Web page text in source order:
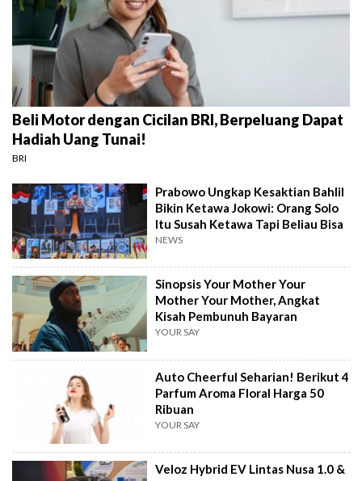
Beli Motor dengan Cicilan BRI, Berpeluang Dapat
Hadiah Uang Tunai!
BRI
Prabowo Ungkap Kesaktian Bahlil
Bikin Ketawa Jokowi: Orang Solo
Itu Susah Ketawa Tapi Beliau Bisa
NEWS
Sinopsis Your Mother Your
Mother Your Mother, Angkat
Kisah Pembunuh Bayaran
YOUR SAY
Auto Cheerful Seharian! Berikut 4
Parfum Aroma Floral Harga 50
Ribuan
YOUR SAY
Veloz Hybrid EV Lintas Nusa 1.0 &